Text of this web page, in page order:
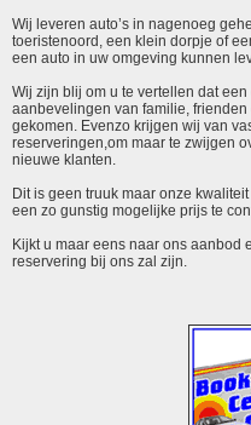
Wij leveren auto’s in nagenoeg
toeristenoord, een klein dorpje of
een auto in uw omgeving kunnen
Wij zijn blij om u te vertellen dat
aanbevelingen van familie,
gekomen. Evenzo krijgen wij van
reserveringen,om maar te zwijgen
nieuwe klanten.
Dit is geen truuk maar onze
een zo gunstig mogelijke prijs te
Kijkt u maar eens naar ons aanbod
reservering bij ons zal zijn.